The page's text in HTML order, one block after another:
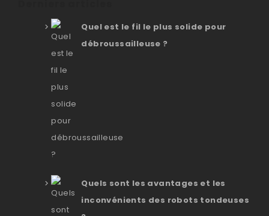
Quel est le fil le plus solide pour
débroussailleuse ?
Quels sont les avantages et les
inconvénients des robots tondeuses